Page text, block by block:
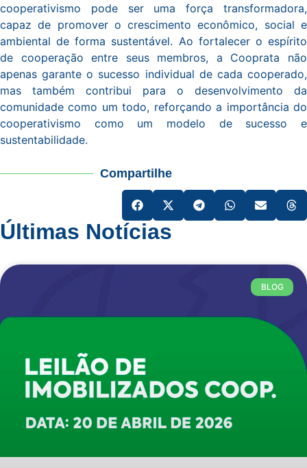
cooperativismo pode ser uma força transformadora,
capaz de promover o crescimento econômico, social e
ambiental de forma sustentável. Ao fortalecer o espírito
de cooperação entre seus membros, a Cooprata não
apenas garante o sucesso individual de cada cooperado,
mas também contribui para o desenvolvimento da
comunidade como um todo, reforçando a importância do
cooperativismo como um modelo de sucesso e
sustentabilidade.
Compartilhe
Últimas Notícias
BLOG